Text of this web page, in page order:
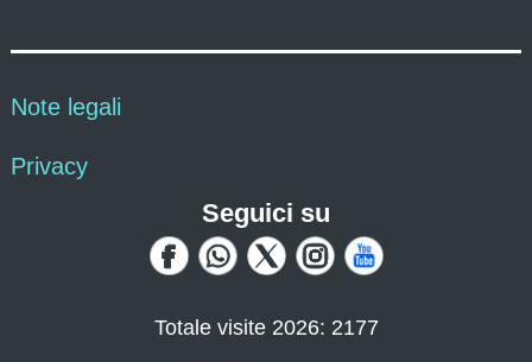
Note legali
Privacy
Seguici su
Totale visite 2026: 2177